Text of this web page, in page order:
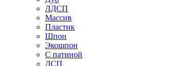
ЛДСП
Массив
Пластик
Шпон
Экошпон
С патиной
ДСП